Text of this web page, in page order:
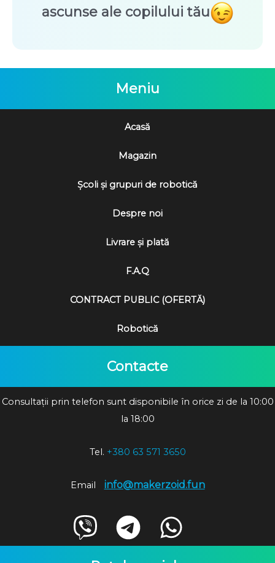
ascunse ale copilului tău
Meniu
Acasă
Magazin
Școli și grupuri de robotică
Despre noi
Livrare și plată
F.A.Q
CONTRACT PUBLIC (OFERTĂ)
Robotică
Contacte
Consultații prin telefon sunt disponibile în orice zi de la 10:00
la 18:00
Tel. +380 63 571 3650
Email info@makerzoid.fun